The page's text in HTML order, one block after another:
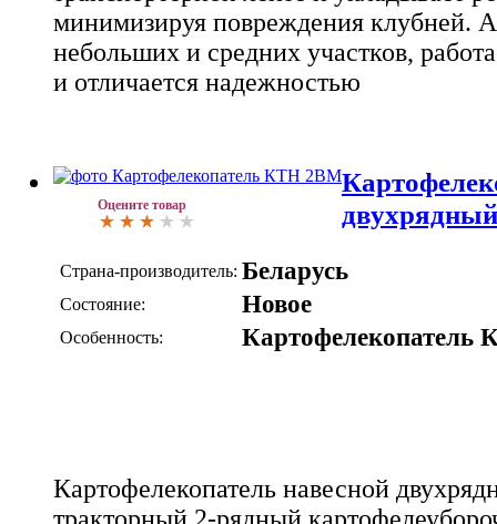
минимизируя повреждения клубней.
небольших и средних участков,
и отличается надежностью
Оцените товар
Страна-производитель: Беларусь
Состояние: Новое
Особенность: Картофелекопатель
Картофелекопатель навесной